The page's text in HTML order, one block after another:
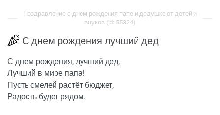
Поздравление с днем рождения папе и дедушке от детей и
внуков (id: 55324)
С днем рождения лучший дед
С днем рождения, лучший дед,
Лучший в мире папа!
Пусть смелей растёт бюджет,
Радость будет рядом.